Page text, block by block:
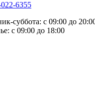
6355
суббота: c 09:00 до
с 09:00 до 18:00